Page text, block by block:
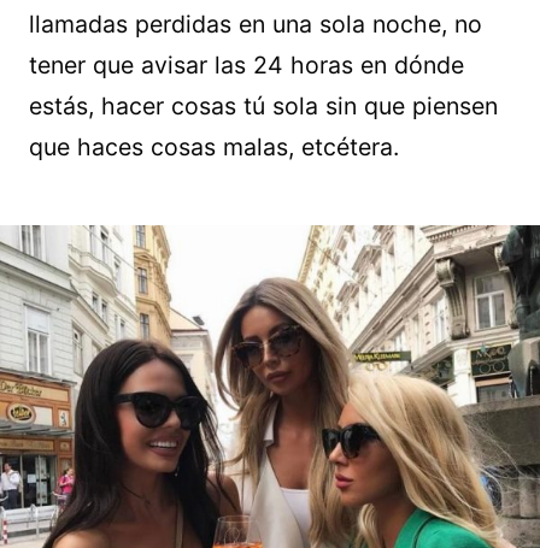
llamadas perdidas en una sola noche, no
tener que avisar las 24 horas en dónde
estás, hacer cosas tú sola sin que piensen
que haces cosas malas, etcétera.